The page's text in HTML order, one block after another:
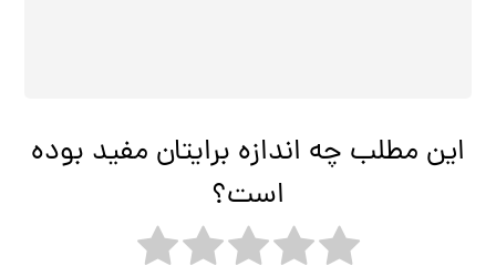
این مطلب چه اندازه برایتان مفید بوده
است؟